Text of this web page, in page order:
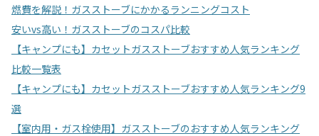
燃費を解説！ガスストーブにかかるランニングコスト
安いvs高い！ガスストーブのコスパ比較
【キャンプにも】カセットガスストーブおすすめ人気ランキング
比較一覧表
【キャンプにも】カセットガスストーブおすすめ人気ランキング9
選
【室内用・ガス栓使用】ガスストーブのおすすめ人気ランキング